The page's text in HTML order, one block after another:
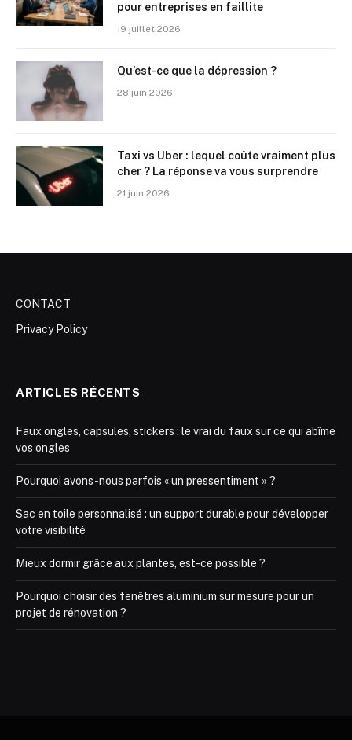
pour entreprises en faillite
19 juillet 2026
Qu’est-ce que la dépression ?
28 juin 2026
Taxi vs Uber : lequel coûte vraiment plus
cher ? La réponse va vous surprendre
21 juin 2026
CONTACT
Privacy Policy
ARTICLES RÉCENTS
Faux ongles, capsules, stickers : le vrai du faux sur ce qui abîme
vos ongles
Pourquoi avons-nous parfois « un pressentiment » ?
Sac en toile personnalisé : un support durable pour développer
votre visibilité
Mieux dormir grâce aux plantes, est-ce possible ?
Pourquoi choisir des fenêtres aluminium sur mesure pour un
projet de rénovation ?